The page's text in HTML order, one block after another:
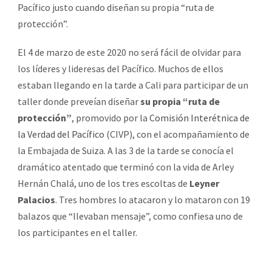
Pacífico justo cuando diseñan su propia “ruta de
protección”.
El 4 de marzo de este 2020 no será fácil de olvidar para
los líderes y lideresas del Pacífico. Muchos de ellos
estaban llegando en la tarde a Cali para participar de un
taller donde preveían diseñarsu propia “ruta de
protección”, promovido por la Comisión Interétnica de
la Verdad del Pacífico (CIVP), con el acompañamiento de
la Embajada de Suiza. A las 3 de la tarde se conocía el
dramático atentado que terminó con la vida de Arley
Hernán Chalá, uno de los tres escoltas de Leyner
Palacios. Tres hombres lo atacaron y lo mataron con 19
balazos que “llevaban mensaje”, como confiesa uno de
los participantes en el taller.